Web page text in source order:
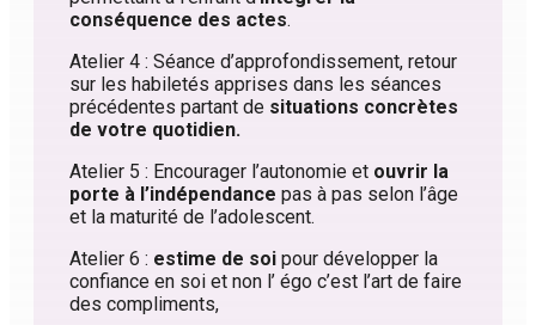
conséquence des actes.
Atelier 4 : Séance d’approfondissement, retour
sur les habiletés apprises dans les séances
précédentes partant de situations concrètes
de votre quotidien.
Atelier 5 : Encourager l’autonomie et ouvrir la
porte à l’indépendance pas à pas selon l’âge
et la maturité de l’adolescent.
Atelier 6 : estime de soi pour développer la
confiance en soi et non l’ égo c’est l’art de faire
des compliments,